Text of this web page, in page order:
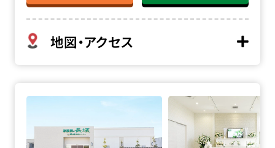
地図・アクセス
家族葬の長坂 東大和向原の詳細へ